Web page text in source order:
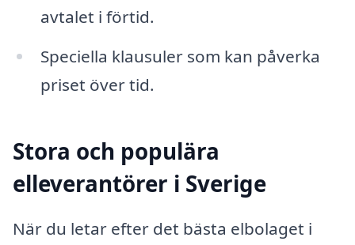
avtalet i förtid.
Speciella klausuler som kan påverka
priset över tid.
Stora och populära
elleverantörer i Sverige
När du letar efter det bästa elbolaget i